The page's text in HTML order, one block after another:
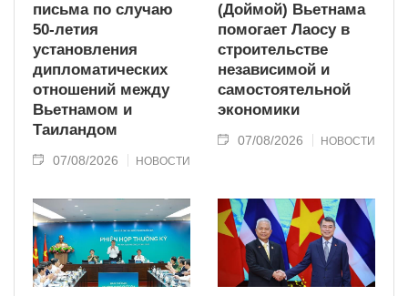
письма по случаю
50-летия
установления
дипломатических
отношений между
Вьетнамом и
Таиландом
07/08/2026 НОВОСТИ
(Доймой) Вьетнама
помогает Лаосу в
строительстве
независимой и
самостоятельной
экономики
07/08/2026 НОВОСТИ